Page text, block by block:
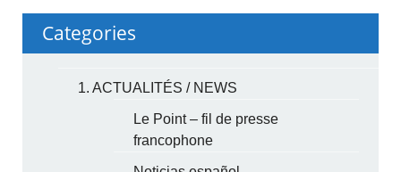
Categories
1. ACTUALITÉS / NEWS
Le Point – fil de presse
francophone